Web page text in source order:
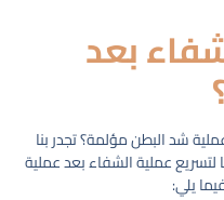
بعد
شد البطن مؤلمة؟ تجدر بنا
لتسريع عملية الشفاء بعد عملية
يلي: